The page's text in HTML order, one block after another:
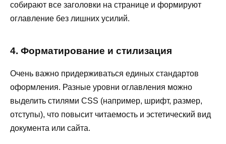
собирают все заголовки на странице и формируют
оглавление без лишних усилий.
4. Форматирование и стилизация
Очень важно придерживаться единых стандартов
оформления. Разные уровни оглавления можно
выделить стилями CSS (например, шрифт, размер,
отступы), что повысит читаемость и эстетический вид
документа или сайта.